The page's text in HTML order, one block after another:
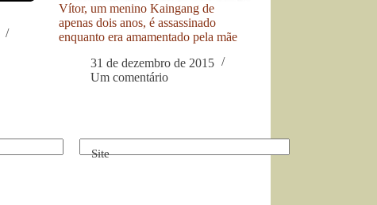
Vítor, um menino Kaingang de
apenas dois anos, é assassinado
enquanto era amamentado pela mãe
31 de dezembro de 2015
Um comentário
Site